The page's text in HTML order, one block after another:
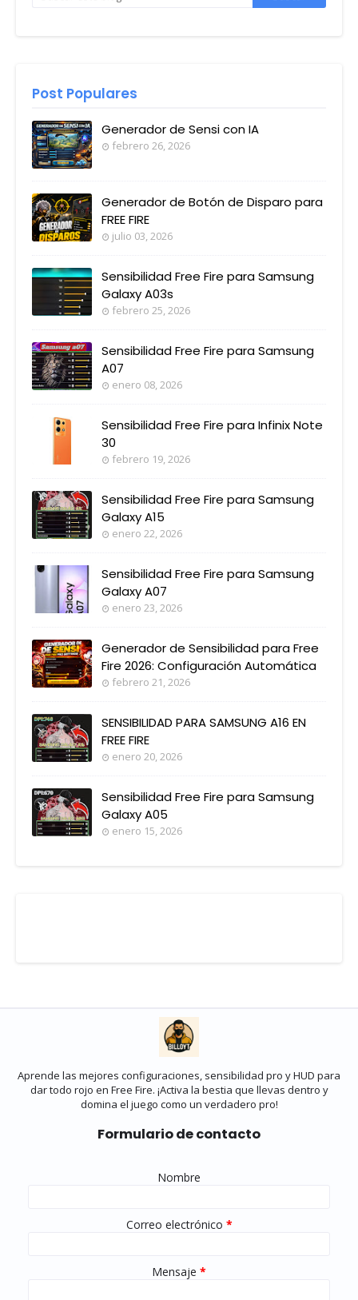
Post Populares
Generador de Sensi con IA
febrero 26, 2026
Generador de Botón de Disparo para
FREE FIRE
julio 03, 2026
Sensibilidad Free Fire para Samsung
Galaxy A03s
febrero 25, 2026
Sensibilidad Free Fire para Samsung
A07
enero 08, 2026
Sensibilidad Free Fire para Infinix Note
30
febrero 19, 2026
Sensibilidad Free Fire para Samsung
Galaxy A15
enero 22, 2026
Sensibilidad Free Fire para Samsung
Galaxy A07
enero 23, 2026
Generador de Sensibilidad para Free
Fire 2026: Configuración Automática
febrero 21, 2026
SENSIBILIDAD PARA SAMSUNG A16 EN
FREE FIRE
enero 20, 2026
Sensibilidad Free Fire para Samsung
Galaxy A05
enero 15, 2026
Aprende las mejores configuraciones, sensibilidad pro y HUD para
dar todo rojo en Free Fire. ¡Activa la bestia que llevas dentro y
domina el juego como un verdadero pro!
Formulario de contacto
Nombre
Correo electrónico *
Mensaje *